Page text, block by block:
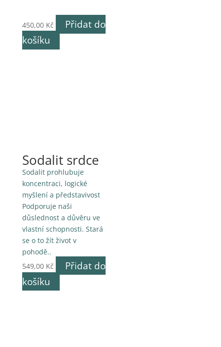
450,00 Kč
Přidat do
košíku
Sodalit srdce
Sodalit prohlubuje
koncentraci, logické
myšlení a představivost
Podporuje naši
důslednost a důvěru ve
vlastní schopnosti. Stará
se o to žít život v
pohodě..
549,00 Kč
Přidat do
košíku